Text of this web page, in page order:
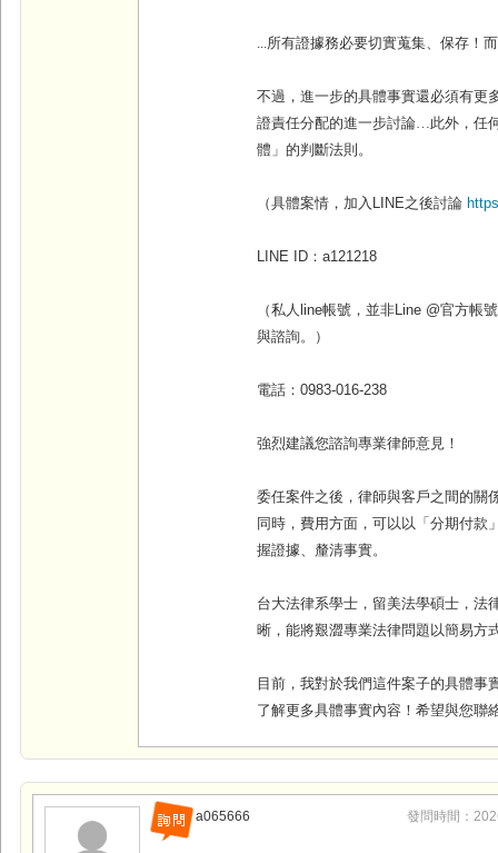
...所有證據務必要切實蒐集、保存！
不過，進一步的具體事實還必須有更
證責任分配的進一步討論…此外，任
體」的判斷法則。
（具體案情，加入 LINE之後討論
LINE ID ：a121218
（私人line帳號，並非Line @官方帳
與諮詢。）
電話：0983-016-238
強烈建議您諮詢專業律師意見！
委任案件之後，律師與客戶之間的關
同時，費用方面，可以以「分期付款
握證據、釐清事實。
台大法律系學士，留美法學碩士，法
晰，能將艱澀專業法律問題以簡易方
目前，我對於我們這件案子的具體事
了解更多具體事實內容！希望與您聯
a065666 發問時間：